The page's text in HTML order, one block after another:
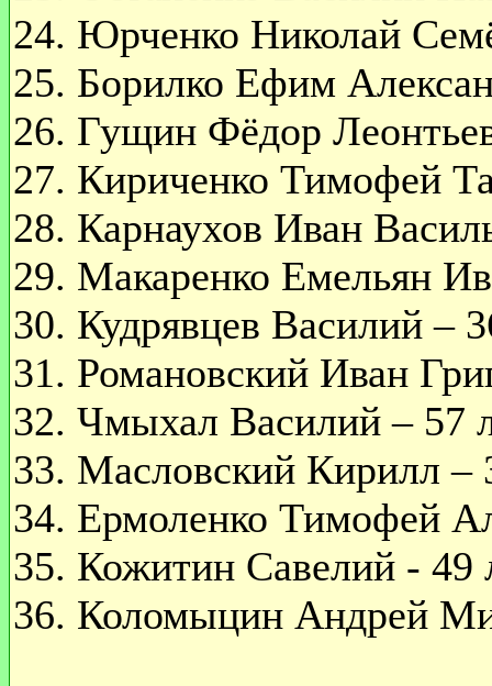
24. Юрченко Николай
25. Борилко Ефим
26. Гущин Фёдор
27. Кириченко Тимофей
28. Карнаухов Иван
29. Макаренко Емельян
30. Кудрявцев Василий –
31. Романовский Иван
32. Чмыхал Василий – 57
33. Масловский Кирилл –
34. Ермоленко Тимофей
35. Кожитин Савелий - 49
36. Коломыцин Андрей